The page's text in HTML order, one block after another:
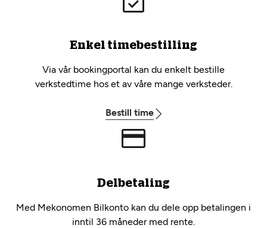
Enkel timebestilling
Via vår bookingportal kan du enkelt bestille
verkstedtime hos et av våre mange verksteder.
Bestill time
Delbetaling
Med Mekonomen Bilkonto kan du dele opp betalingen i
inntil 36 måneder med rente.